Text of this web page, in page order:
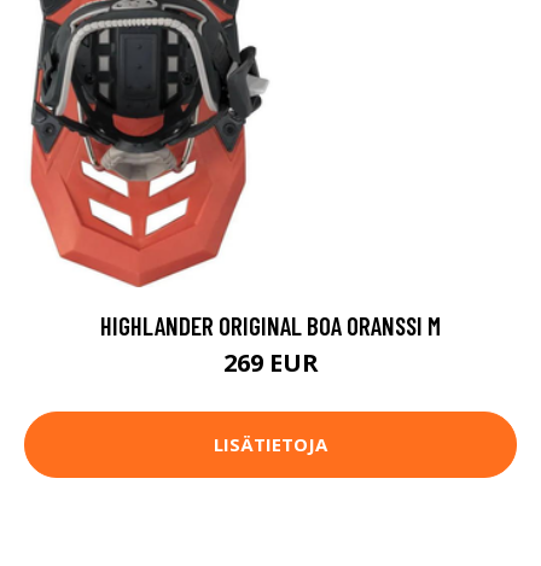
HIGHLANDER ORIGINAL BOA ORANSSI M
269 EUR
LISÄTIETOJA